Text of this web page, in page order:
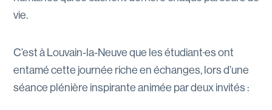
vie.
C’est à Louvain-la-Neuve que les étudiant·es ont
entamé cette journée riche en échanges, lors d’une
séance plénière inspirante animée par deux invités :